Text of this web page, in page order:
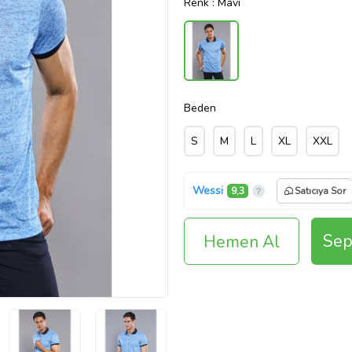
Beden
S M L XL XXL
Wessi 9,3 Satıcıya Sor
Hemen Al